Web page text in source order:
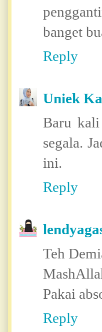
banget
Reply
Uniek
Baru
segala.
ini.
Reply
Teh
Pakai
Reply